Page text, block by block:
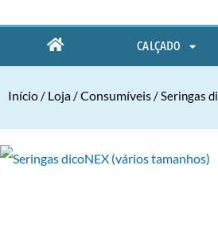
CALÇADO
Início/ Loja/Consumíveis/ Seringas